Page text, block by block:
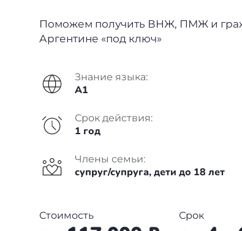
Поможем получить ВНЖ, ПМЖ и
Аргентине «под ключ»
Знание языка:
A1
Срок действия:
1 год
Члены семьи:
супруг/супруга, дети до 18 лет
Стоимость Срок
Болгария
Венгрия
Америка
Аргентина
Вануату
Франция
Испания
Венгрия
Турция
Черногория
Пишем в СМИ
Отзывы
+7(499)938-68-05
Whatsapp Telegram